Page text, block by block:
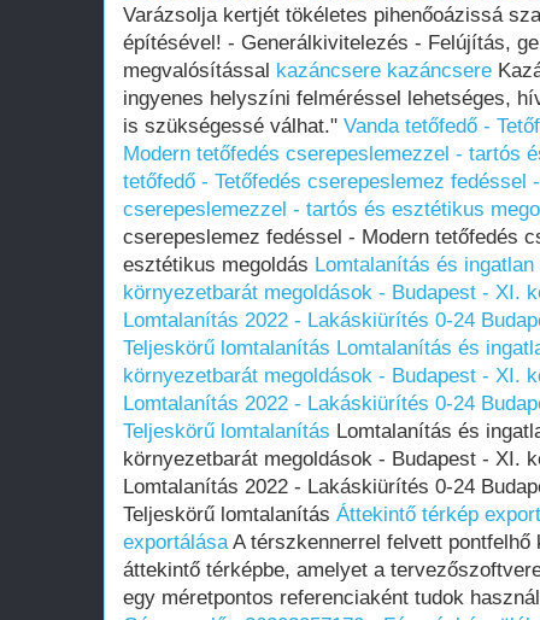
Varázsolja kertjét tökéletes pihenőoázissá
építésével! - Generálkivitelezés - Felújítás,
megvalósítással kazáncsere kazáncsere
ingyenes helyszíni felméréssel lehetséges,
is szükségessé válhat." Vanda tetőfedő -
Modern tetőfedés cserepeslemezzel - tartós
tetőfedő - Tetőfedés cserepeslemez fedéssel
cserepeslemezzel - tartós és esztétikus
cserepeslemez fedéssel - Modern tetőfedés
esztétikus megoldás Lomtalanítás és
környezetbarát megoldások - Budapest - XI.
Lomtalanítás‎ 2022 - Lakáskiürítés 0-24
Teljeskörű lomtalanítás Lomtalanítás és
környezetbarát megoldások - Budapest - XI.
Lomtalanítás‎ 2022 - Lakáskiürítés 0-24
Teljeskörű lomtalanítás Lomtalanítás és
környezetbarát megoldások - Budapest - XI.
Lomtalanítás‎ 2022 - Lakáskiürítés 0-24
Teljeskörű lomtalanítás Áttekintő térkép
exportálásaA térszkennerrel felvett pontfelhő
áttekintő térképbe, amelyet a
egy méretpontos referenciaként tudok